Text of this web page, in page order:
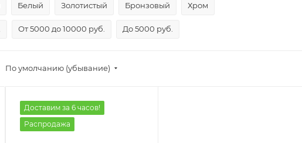
Белый Золотистый Бронзовый Хром
От 5000 до 10000 руб. До 5000 руб.
По умолчанию (убывание)
Доставим за 6 часов!
Распродажа